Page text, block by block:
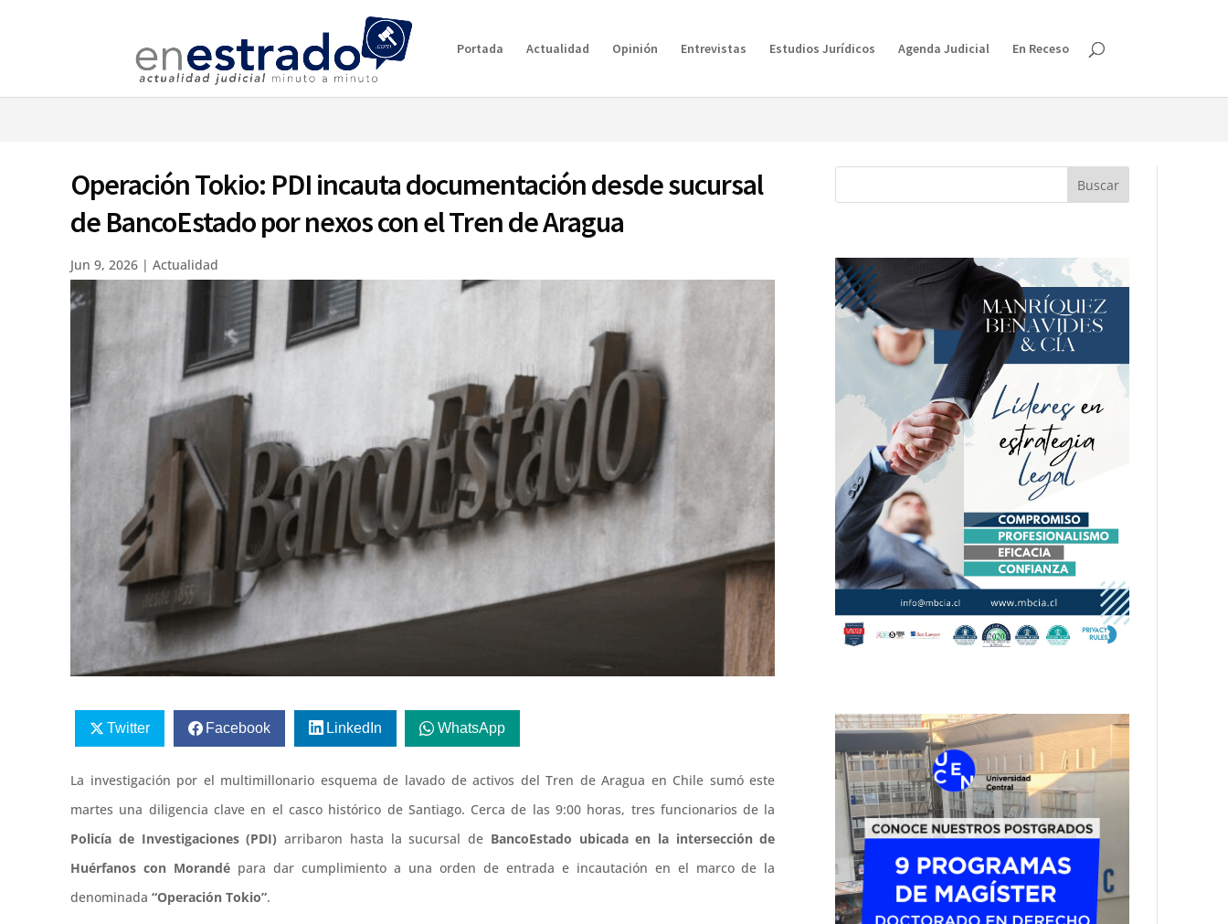
⚠️ Hosting plan for this site has expired.
Portada Actualidad Opinión Entrevistas Estudios Jurídicos Agenda Judicial En Receso
Operación Tokio: PDI incauta documentación desde sucursal
de BancoEstado por nexos con el Tren de Aragua
Jun 9, 2026 |Actualidad
Twitter Facebook LinkedIn WhatsApp
La investigación por el multimillonario esquema de lavado de activos del Tren de Aragua en Chile sumó este
martes una diligencia clave en el casco histórico de Santiago. Cerca de las 9:00 horas, tres funcionarios de la
Policía de Investigaciones (PDI) arribaron hasta la sucursal de BancoEstado ubicada en la intersección de
Huérfanos con Morandé para dar cumplimiento a una orden de entrada e incautación en el marco de la
denominada“Operación Tokio”.